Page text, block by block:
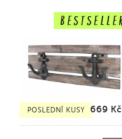
POSLEDNÍ KUSY 669 Kč